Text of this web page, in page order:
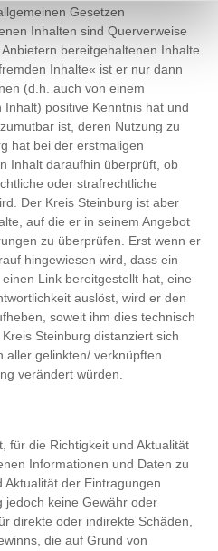
Gesetzen
Inhalten sind Querverweise
bereitgehaltenen Inhalte
Inhalte« ist er nur dann
(d.h. auch von einem
positive Kenntnis hat und
ist, deren Nutzung zu
hat bei der erstmaligen
Inhalt daraufhin überprüft, ob
oder strafrechtliche
Der Kreis Steinburg ist aber
auf die er in seinem Angebot
zu überprüfen. Erst wenn er
hingewiesen wird, dass ein
Link bereitgestellt hat, eine
auslöst, wird er den
soweit ihm dies technisch
Steinburg distanziert sich
aller gelinkten/ verknüpften
verändert würden.
für die Richtigkeit und Aktualität
Informationen und Daten zu
der Eintragungen
jedoch keine Gewähr oder
direkte oder indirekte Schäden,
die auf Grund von